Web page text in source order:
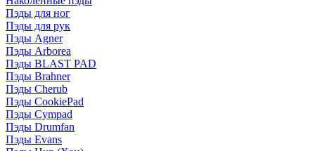
Пэды для ног
Пэды для рук
Пэды Agner
Пэды Arborea
Пэды BLAST PAD
Пэды Brahner
Пэды Cherub
Пэды CookiePad
Пэды Cympad
Пэды Drumfan
Пэды Evans